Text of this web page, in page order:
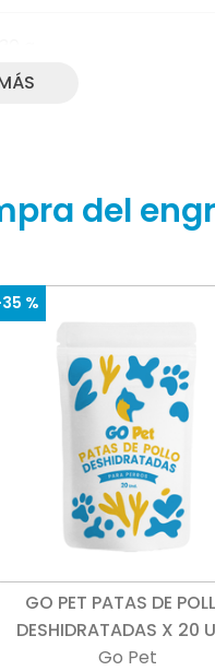
mascota con una
humedad ayuda a
de fácil digestión: su
a base de
proteínas, además
Cocción al vapor: los
cocción al vapor y están
GARANTIZADO: •
1.5% • Humedad (Máx.):
INGREDIENTES: Carne
y/o porcino, Agua, Arroz,
bovino, Proteína aislada
Goma guar, Fibra,
Vitamina A, Vitamina D3,
Vitamina B3, Vitamina
Vitamina B12, Magneso,
Cobalto, Vitamina C y
del
35 %
Vista rápida
GO PET PATAS DE
DESHIDRATADAS X 20
Go Pet